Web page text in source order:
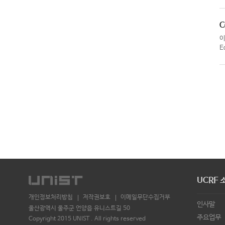
개인정보처리방침 저작권보호
이메일무단수집거부
울산광역시 울주군 언양읍 유니스트길 50
Copyright 2015 UNIST . All rights reserved
UCRF
인사말
주요업무